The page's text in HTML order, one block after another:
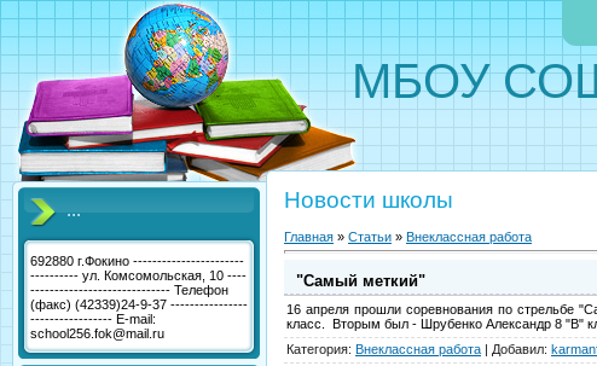
МБОУ СОШ
...
692880 г.Фокино -----------------------
---------- ул. Комсомольская, 10 ----
----------------------------- Телефон
(факс) (42339)24-9-37 ----------------
----------------- E-mail:
school256.fok@mail.ru
Новости школы
Главная » Статьи » Внеклассная работа
"Самый меткий"
16 апреля прошли соревнования по стрельбе
класс. Вторым был - Шрубенко Александр 8 "В"
Категория: Внеклассная работа | Добавил: